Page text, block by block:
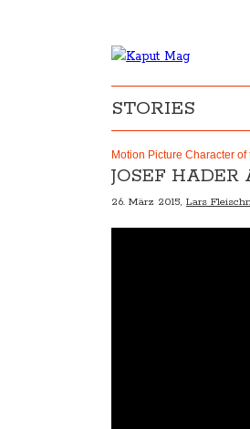
STORIES
Motion Picture Character of
JOSEF HADER
26. März 2015, Lars